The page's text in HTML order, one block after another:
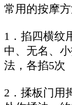
常用的按摩
1．掐四横纹
中、无名、
法，各掐5次
2．揉板门用